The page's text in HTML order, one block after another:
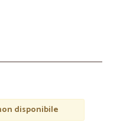
disponibile